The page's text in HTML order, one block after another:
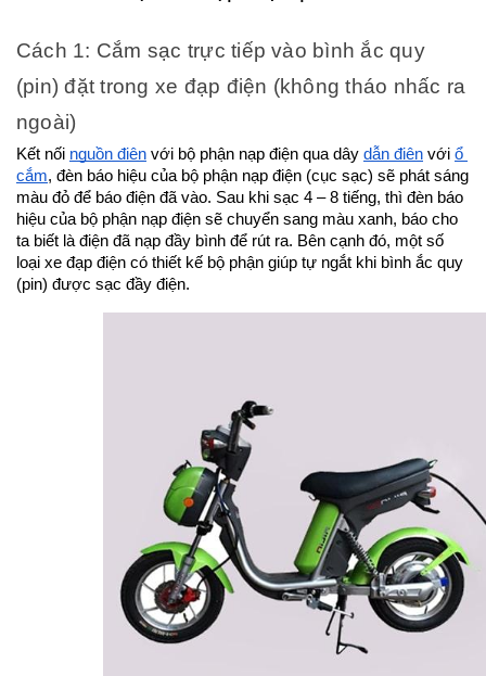
Cách 1: Cắm sạc trực tiếp vào bình ắc quy
(pin) đặt trong xe đạp điện (không tháo nhấc ra
ngoài)
Kết nối nguồn điện với bộ phận nạp điện qua dây dẫn điện với ổ
cắm, đèn báo hiệu của bộ phận nạp điện (cục sạc) sẽ phát sáng
màu đỏ để báo điện đã vào. Sau khi sạc 4 – 8 tiếng, thì đèn báo
hiệu của bộ phận nạp điện sẽ chuyển sang màu xanh, báo cho
ta biết là điện đã nạp đầy bình để rút ra. Bên cạnh đó, một số
loại xe đạp điện có thiết kế bộ phận giúp tự ngắt khi bình ắc quy
(pin) được sạc đầy điện.